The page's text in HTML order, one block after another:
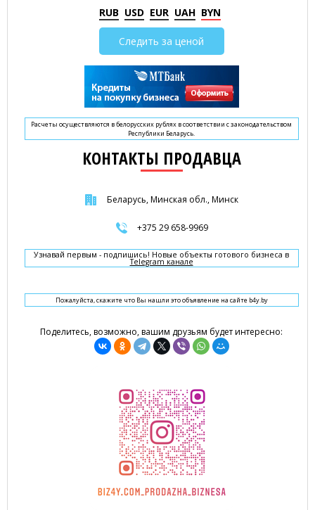
RUB USD EUR UAH BYN
Следить за ценой
Расчеты осуществляются в белорусских рублях в соответствии с законодательством
Республики Беларусь.
КОНТАКТЫ ПРОДАВЦА
Беларусь, Минская обл., Минск
+375 29 658-9969
Узнавай первым - подпишись! Новые объекты готового бизнеса в
Telegram канале
Пожалуйста, скажите что Вы нашли это объявление на сайте b4y.by
Поделитесь, возможно, вашим друзьям будет интересно: